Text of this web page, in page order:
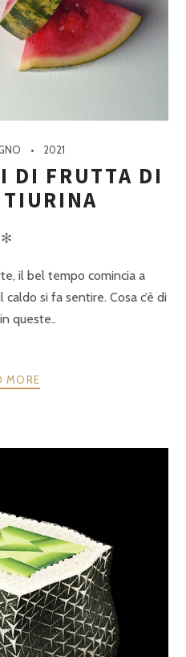
2021
DI FRUTTA DI
✻
il bel tempo comincia a
si fa sentire. Cosa c’è di
queste..
MORE